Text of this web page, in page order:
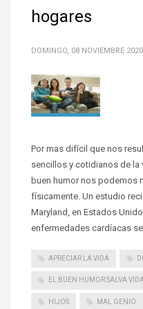
hogares
DOMINGO, 08 NOVIEMBRE 2020
Por mas difícil que nos
sencillos y cotidianos de la
buen humor nos podemos
físicamente. Un estudio
Maryland, en Estados
enfermedades cardíacas
APRECIAR LA VIDA
EL BUEN HUMOR SALVA
HIJOS MAL GENIO